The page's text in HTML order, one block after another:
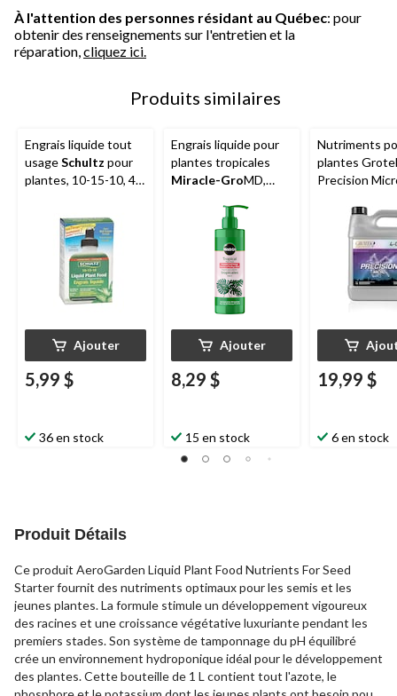
À l'attention des personnes résidant au Québec: pour
obtenir des renseignements sur l'entretien et la
réparation,cliquez ici.
Produits similaires
Engrais liquide tout
usageSchultz pour
plantes, 10-15-10, 4
Ajouter
5,99 $
36 en stock
Engrais liquide pour
plantes tropicales
Miracle-GroMD,
Ajouter
8,29 $
15 en stock
Nutriments
plantes
Precision
19,99 $
6 en stock
Produit Détails
Ce produit AeroGarden Liquid Plant Food Nutrients For Seed
Starter fournit des nutriments optimaux pour les semis et les
jeunes plantes. La formule stimule un développement vigoureux
des racines et une croissance végétative luxuriante pendant les
premiers stades. Son système de tamponnage du pH équilibré
crée un environnement hydroponique idéal pour le développement
des plantes. Cette bouteille de 1 L contient tout l'azote, le